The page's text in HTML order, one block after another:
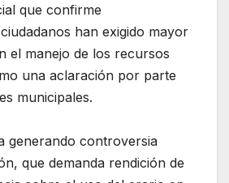
que confirme
han exigido mayor
el manejo de los recursos
una aclaración por parte
municipales.
generando controversia
que demanda rendición de